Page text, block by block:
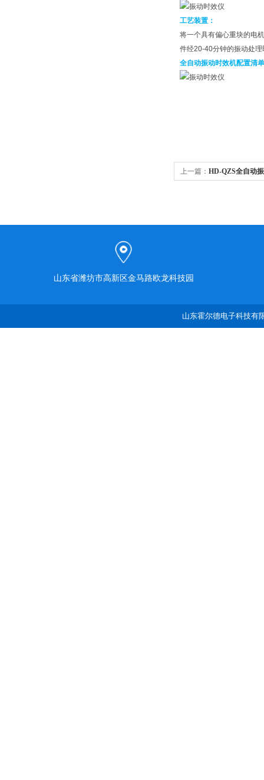
工艺装置：
将一个具有偏心重块的电
件经20-40分钟的振动处
全自动振动时效机配置清
上一篇： HD-QZS全自动
山东省潍坊市高新区金马路欧龙科技园
山东霍尔德电子科技有